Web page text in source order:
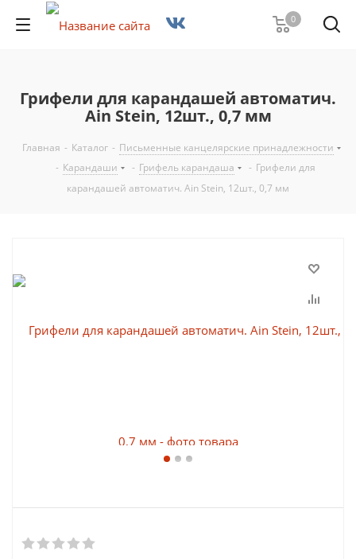
0
Грифели для карандашей автоматич.
Ain Stein, 12шт., 0,7 мм
Главная - Каталог - Письменные канцелярские принадлежности
- Карандаши - Грифель карандаша - Грифели для
карандашей автоматич. Ain Stein, 12шт., 0,7 мм